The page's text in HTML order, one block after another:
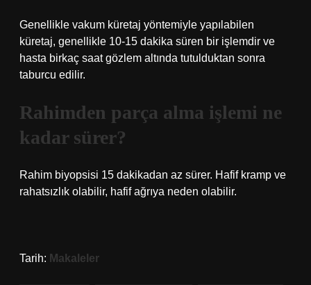
Genellikle vakum küretaj yöntemiyle yapılabilen
küretaj, genellikle 10-15 dakika süren bir işlemdir ve
hasta birkaç saat gözlem altında tutulduktan sonra
taburcu edilir.
Rahimden parça alma işlemi ne
kadar sürer?
Rahim biyopsisi 15 dakikadan az sürer. Hafif kramp ve
rahatsızlık olabilir, hafif ağrıya neden olabilir.
Tarih: Makaleler